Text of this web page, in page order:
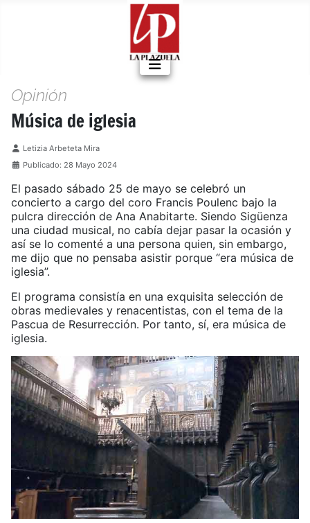
Opinión
Música de iglesia
Detalles
Letizia Arbeteta Mira
Publicado: 28 Mayo 2024
El pasado sábado 25 de mayo se celebró un
concierto a cargo del coro Francis Poulenc bajo la
pulcra dirección de Ana Anabitarte. Siendo Sigüenza
una ciudad musical, no cabía dejar pasar la ocasión y
así se lo comenté a una persona quien, sin embargo,
me dijo que no pensaba asistir porque “era música de
iglesia”.
El programa consistía en una exquisita selección de
obras medievales y renacentistas, con el tema de la
Pascua de Resurrección. Por tanto, sí, era música de
iglesia.